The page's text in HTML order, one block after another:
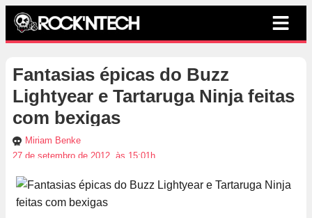
Fantasias épicas do Buzz
Lightyear e Tartaruga Ninja feitas
com bexigas
Miriam Benke
27 de setembro de 2012, às 15:01h